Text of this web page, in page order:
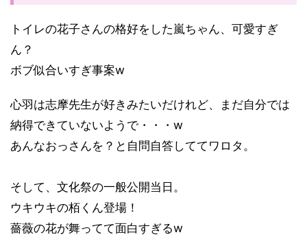
トイレの花子さんの格好をした嵐ちゃん、可愛すぎ
ん？
ボブ似合いすぎ事案w
心羽は志摩先生が好きみたいだけれど、まだ自分では
納得できていないようで・・・w
あんなおっさんを？と自問自答しててワロタ。
そして、文化祭の一般公開当日。
ウキウキの栢くん登場！
薔薇の花が舞ってて面白すぎるw